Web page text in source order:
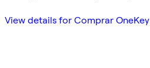
View details for Comprar OneKey